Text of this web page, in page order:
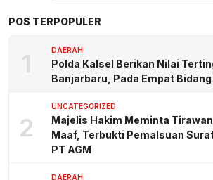
POS TERPOPULER
1 DAERAH
Polda Kalsel Berikan Nilai
Banjarbaru, Pada Empat
2
UNCATEGORIZED
Majelis Hakim Meminta
Maaf, Terbukti Pemalsuan
PT AGM
DAERAH